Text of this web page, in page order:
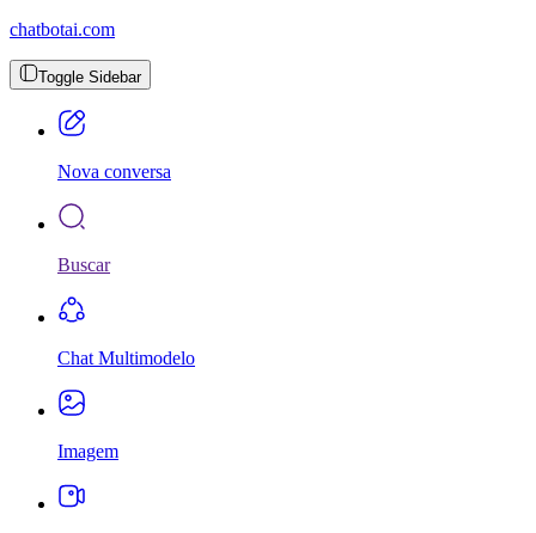
chatbotai.com
Toggle Sidebar
Nova conversa
Buscar
Chat Multimodelo
Imagem